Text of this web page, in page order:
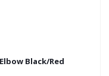
Black/Red